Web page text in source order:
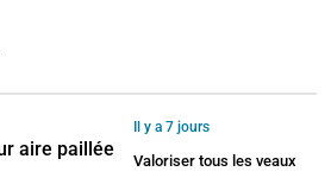
Il y a 7 jours
Valoriser tous les veaux